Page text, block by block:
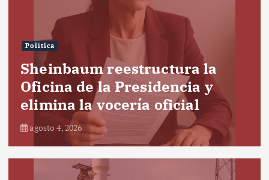
Política
Sheinbaum reestructura la
Oficina de la Presidencia y
elimina la vocería oficial
agosto 4, 2026